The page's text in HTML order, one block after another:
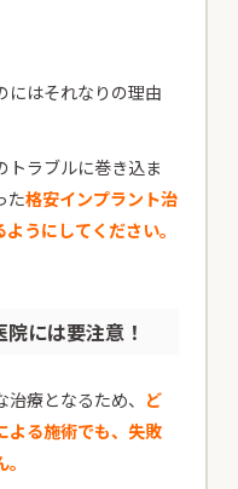
にはそれなりの理由
トラブルに巻き込ま
た格安インプラント治
うにしてください。
には要注意！
療となるため、 ど
よる施術でも、失敗